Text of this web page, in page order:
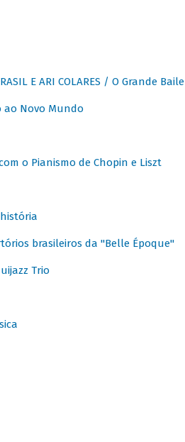
E ARI COLARES / O Grande Baile
ao Novo Mundo
o Pianismo de Chopin e Liszt
história
brasileiros da "Belle Époque"
Trio